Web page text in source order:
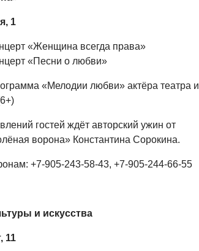
1
«Женщина всегда права»
«Песни о любви»
«Мелодии любви» актёра театра и
гостей ждёт авторский ужин от
ворона» Константина Сорокина.
+7-905-243-58-43, +7-905-244-66-55
и искусства
11